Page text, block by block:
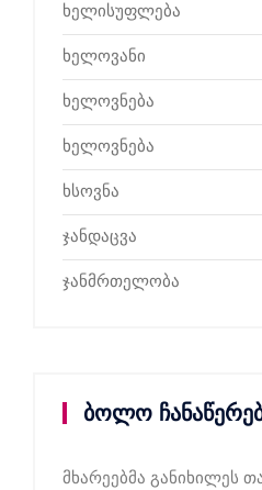
ხელისუფლება
ხელოვანი
ხელოვნება
ხელოვნება
ხსოვნა
ჯანდაცვა
ჯანმრთელობა
ბოლო
მხარეებმა განიხილეს